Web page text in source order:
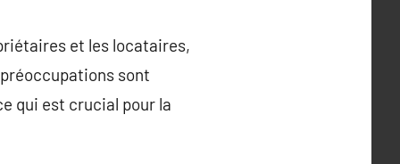
et les locataires,
sont
qui est crucial pour la